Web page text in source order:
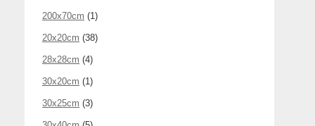
200x70cm (1)
20x20cm (38)
28x28cm (4)
30x20cm (1)
30x25cm (3)